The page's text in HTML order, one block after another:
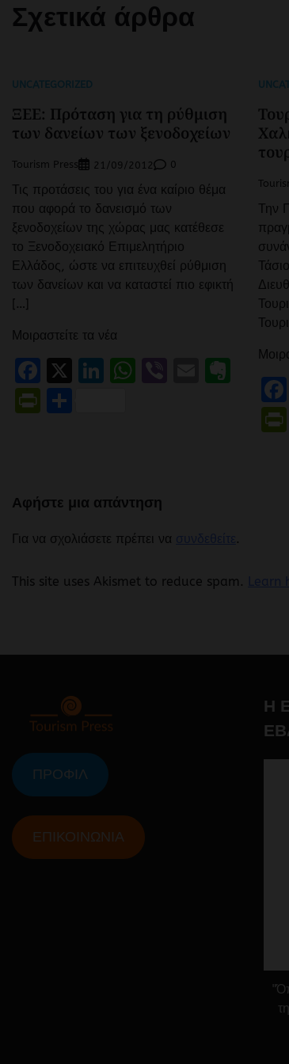
Σχετικά άρθρα
UNCATEGORIZED
ΞΕΕ: Πρόταση για τη ρύθμιση
των δανείων των ξενοδοχείων
Tourism Press 21/09/2012 0
Τις προτάσεις του για ένα καίριο θέμα
που αφορά το δανεισμό των
ξενοδοχείων της χώρας μας κατέθεσε
το Ξενοδοχειακό Επιμελητήριο
Ελλάδος, ώστε να επιτευχθεί ρύθμιση
των δανείων και να καταστεί πιο εφικτή
[…]
Μοιραστείτε τα νέα
Facebook
X LinkedIn
WhatsApp
ViberEmail
PrintFriendly
Την
Αφήστε μια απάντηση
Για να σχολιάσετε πρέπει να .
This site uses Akismet to reduce spam.
ΠΡΟΦΙΛ
ΕΠΙΚΟΙΝΩΝΙΑ
Η